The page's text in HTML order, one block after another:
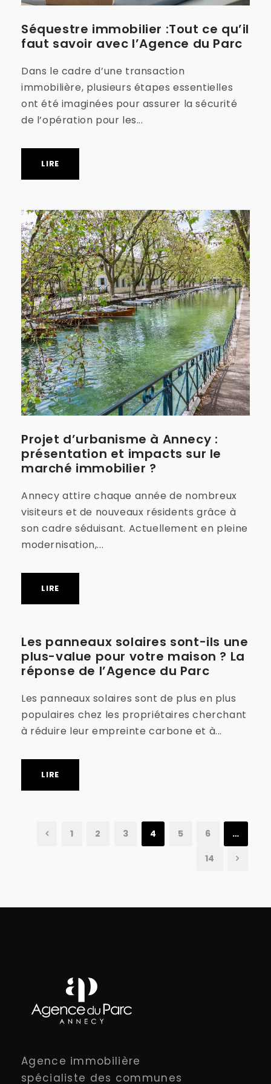
Séquestre immobilier :Tout ce qu’il
faut savoir avec l’Agence du Parc
Dans le cadre d’une transaction
immobilière, plusieurs étapes essentielles
ont été imaginées pour assurer la sécurité
de l’opération pour les...
LIRE
Projet d’urbanisme à Annecy :
présentation et impacts sur le
marché immobilier ?
Annecy attire chaque année de nombreux
visiteurs et de nouveaux résidents grâce à
son cadre séduisant. Actuellement en pleine
modernisation,...
LIRE
Les panneaux solaires sont-ils une
plus-value pour votre maison ? La
réponse de l’Agence du Parc
Les panneaux solaires sont de plus en plus
populaires chez les propriétaires cherchant
à réduire leur empreinte carbone et à...
LIRE
1 2 3 4 5 6 …
14
Agence immobilière
spécialiste des communes